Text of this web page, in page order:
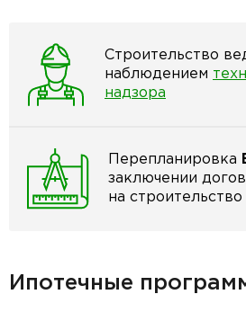
Строительство
наблюдением
надзора
Перепланировка
заключении
на строительство
Ипотечные